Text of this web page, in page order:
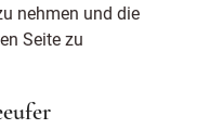
nehmen und die
Seite zu